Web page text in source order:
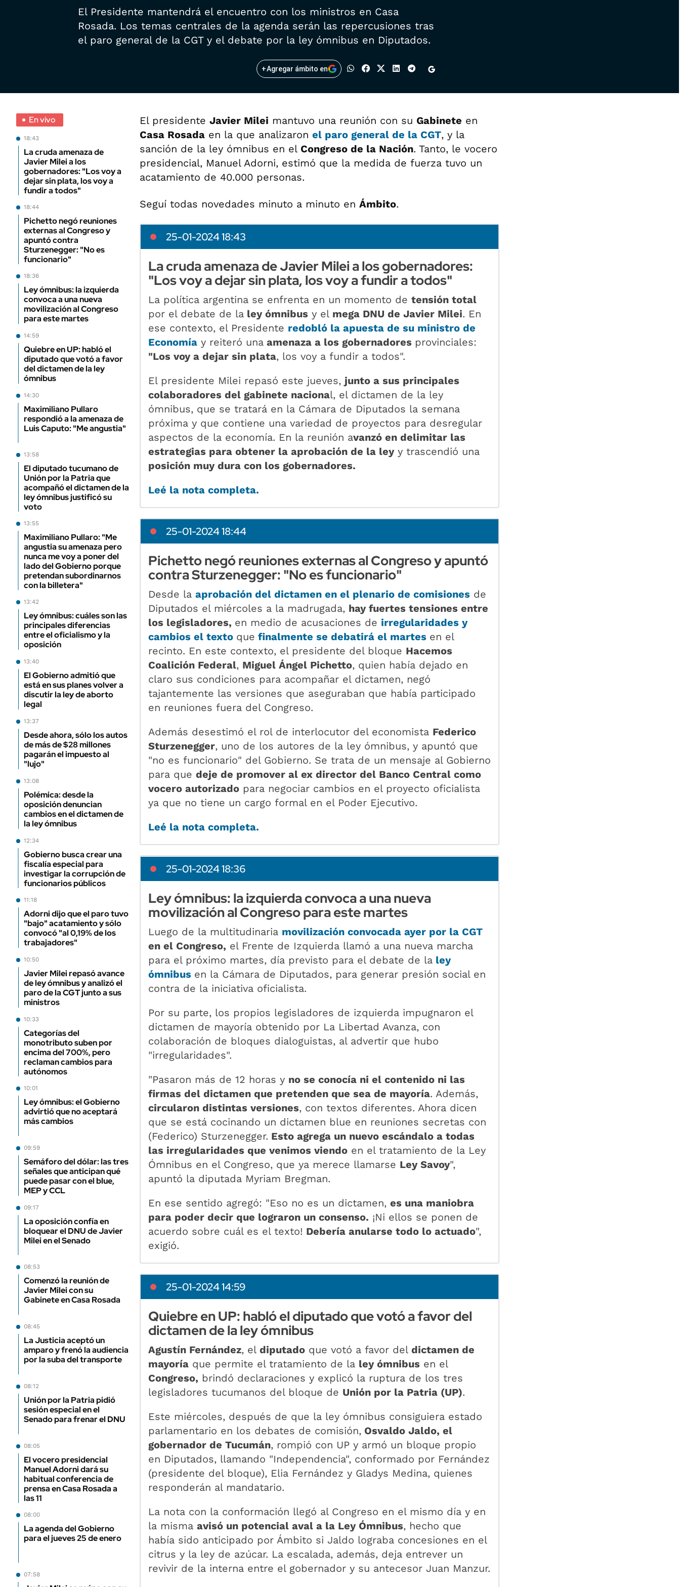
El Presidente mantendrá el encuentro con los ministros en Casa
Rosada. Los temas centrales de la agenda serán las repercusiones tras
el paro general de la CGT y el debate por la ley ómnibus en Diputados.
+Agregar ámbito en
En vivo
18:43
La cruda amenaza de
Javier Milei a los
gobernadores: "Los voy a
dejar sin plata, los voy a
fundir a todos"
18:44
Pichetto negó reuniones
externas al Congreso y
apuntó contra
Sturzenegger: "No es
funcionario"
18:36
Ley ómnibus: la izquierda
convoca a una nueva
movilización al Congreso
para este martes
14:59
Quiebre en UP: habló el
diputado que votó a favor
del dictamen de la ley
ómnibus
14:30
Maximiliano Pullaro
respondió a la amenaza de
Luis Caputo: "Me angustia"
13:58
El diputado tucumano de
Unión por la Patria que
acompañó el dictamen de la
ley ómnibus justificó su
voto
13:55
Maximiliano Pullaro: "Me
angustia su amenaza pero
nunca me voy a poner del
lado del Gobierno porque
pretendan subordinarnos
con la billetera"
13:42
Ley ómnibus: cuáles son las
principales diferencias
entre el oficialismo y la
oposición
13:40
El Gobierno admitió que
está en sus planes volver a
discutir la ley de aborto
legal
13:37
Desde ahora, sólo los autos
de más de $28 millones
pagarán el impuesto al
"lujo"
13:08
Polémica: desde la
oposición denuncian
cambios en el dictamen de
la ley ómnibus
12:34
Gobierno busca crear una
fiscalía especial para
investigar la corrupción de
funcionarios públicos
11:18
Adorni dijo que el paro tuvo
"bajo" acatamiento y sólo
convocó "al 0,19% de los
trabajadores"
10:50
Javier Milei repasó avance
de ley ómnibus y analizó el
paro de la CGT junto a sus
ministros
10:33
Categorías del
monotributo suben por
encima del 700%, pero
reclaman cambios para
autónomos
10:01
Ley ómnibus: el Gobierno
advirtió que no aceptará
más cambios
09:59
Semáforo del dólar: las tres
señales que anticipan qué
puede pasar con el blue,
MEP y CCL
09:17
La oposición confía en
bloquear el DNU de Javier
Milei en el Senado
08:53
Comenzó la reunión de
Javier Milei con su
Gabinete en Casa Rosada
08:45
La Justicia aceptó un
amparo y frenó la audiencia
por la suba del transporte
08:12
Unión por la Patria pidió
sesión especial en el
Senado para frenar el DNU
08:05
El vocero presidencial
Manuel Adorni dará su
habitual conferencia de
prensa en Casa Rosada a
las 11
08:00
La agenda del Gobierno
para el jueves 25 de enero
07:58
El presidente Javier Milei mantuvo una reunión con su Gabinete en
Casa Rosadaen la que analizaron el paro general de la CGT, y la
sanción de la ley ómnibus en el Congreso de la Nación. Tanto, le vocero
presidencial, Manuel Adorni, estimó que la medida de fuerza tuvo un
acatamiento de 40.000 personas.
Seguí todas novedades minuto a minuto en Ámbito.
25-01-2024 18:43
La cruda amenaza de Javier Milei a los gobernadores:
"Los voy a dejar sin plata, los voy a fundir a todos"
La política argentina se enfrenta en un momento de tensión total
por el debate de laley ómnibus y el mega DNU de Javier Milei. En
ese contexto, el Presidente redobló la apuesta de su ministro de
Economíay reiteró unaamenaza a los gobernadores provinciales:
"Los voy a dejar sin plata, los voy a fundir a todos".
El presidente Milei repasó este jueves, junto a sus principales
colaboradores del gabinete nacional, el dictamen de la ley
ómnibus, que se tratará en la Cámara de Diputados la semana
próxima y que contiene una variedad de proyectos para desregular
aspectos de la economía. En la reunión avanzó en delimitar las
estrategias para obtener la aprobación de la leyy trascendió una
posición muy dura con los gobernadores.
Leé la nota completa.
25-01-2024 18:44
Pichetto negó reuniones externas al Congreso y apuntó
contra Sturzenegger: "No es funcionario"
Desde la aprobación del dictamen en el plenario de comisiones de
Diputados el miércoles a la madrugada, hay fuertes tensiones entre
los legisladores, en medio de acusaciones de irregularidades y
cambios el texto que finalmente se debatirá el martes en el
recinto. En este contexto, el presidente del bloque Hacemos
Coalición Federal, Miguel Ángel Pichetto, quien había dejado en
claro sus condiciones para acompañar el dictamen, negó
tajantemente las versiones que aseguraban que había participado
en reuniones fuera del Congreso.
Además desestimó el rol de interlocutor del economista Federico
Sturzenegger, uno de los autores de la ley ómnibus, y apuntó que
"no es funcionario" del Gobierno. Se trata de un mensaje al Gobierno
para que deje de promover al ex director del Banco Central como
vocero autorizadopara negociar cambios en el proyecto oficialista
ya que no tiene un cargo formal en el Poder Ejecutivo.
Leé la nota completa.
25-01-2024 18:36
Ley ómnibus: la izquierda convoca a una nueva
movilización al Congreso para este martes
Luego de la multitudinaria movilización convocada ayer por la CGT
en el Congreso, el Frente de Izquierda llamó a una nueva marcha
para el próximo martes, día previsto para el debate de laley
ómnibus en la Cámara de Diputados, para generar presión social en
contra de la iniciativa oficialista.
Por su parte, los propios legisladores de izquierda impugnaron el
dictamen de mayoría obtenido por La Libertad Avanza, con
colaboración de bloques dialoguistas, al advertir que hubo
"irregularidades".
"Pasaron más de 12 horas y no se conocía ni el contenido ni las
firmas del dictamen que pretenden que sea de mayoría. Además,
circularon distintas versiones, con textos diferentes. Ahora dicen
que se está cocinando un dictamen blue en reuniones secretas con
(Federico) Sturzenegger. Esto agrega un nuevo escándalo a todas
las irregularidades que venimos viendoen el tratamiento de la Ley
Ómnibus en el Congreso, que ya merece llamarse Ley Savoy",
apuntó la diputada Myriam Bregman.
En ese sentido agregó: "Eso no es un dictamen, es una maniobra
para poder decir que lograron un consenso. ¡Ni ellos se ponen de
acuerdo sobre cuál es el texto! Debería anularse todo lo actuado",
exigió.
25-01-2024 14:59
Quiebre en UP: habló el diputado que votó a favor del
dictamen de la ley ómnibus
Agustín Fernández, el diputadoque votó a favor del dictamen de
mayoríaque permite el tratamiento de la ley ómnibus en el
Congreso, brindó declaraciones y explicó la ruptura de los tres
legisladores tucumanos del bloque de Unión por la Patria (UP).
Este miércoles, después de que la ley ómnibus consiguiera estado
parlamentario en los debates de comisión, Osvaldo Jaldo, el
gobernador de Tucumán, rompió con UP y armó un bloque propio
en Diputados, llamando "Independencia", conformado por Fernández
(presidente del bloque), Elia Fernández y Gladys Medina, quienes
responderán al mandatario.
La nota con la conformación llegó al Congreso en el mismo día y en
la misma avisó un potencial aval a la Ley Ómnibus, hecho que
había sido anticipado por Ámbito si Jaldo lograba concesiones en el
citrus y la ley de azúcar. La escalada, además, deja entrever un
revivir de la interna entre el gobernador y su antecesor Juan Manzur.